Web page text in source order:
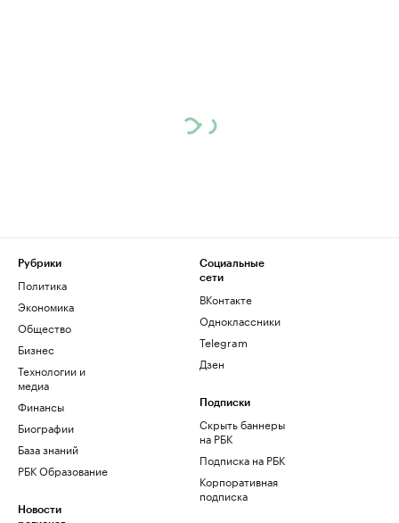
Рубрики
Политика
Экономика
Общество
Бизнес
Технологии и
медиа
Финансы
Биографии
База знаний
РБК Образование
Новости
Социальные
сети
ВКонтакте
Одноклассники
Telegram
Дзен
Подписки
Скрыть баннеры
на РБК
Подписка на РБК
Корпоративная
подписка